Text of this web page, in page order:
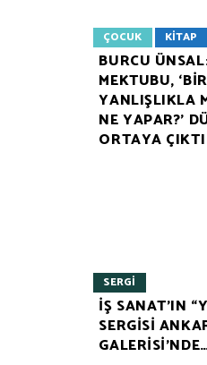
ÇOCUK KITAP
BURCU
MEKTUBU,
YANLIŞLIKLA
NE YAPAR?’
ORTAYA ÇIKTI
SERGI
İŞ SANAT’IN
SERGİSİ